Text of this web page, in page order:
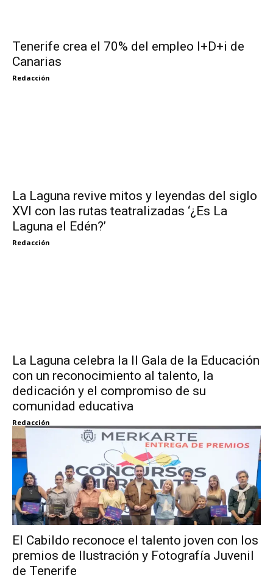
Tenerife crea el 70% del empleo I+D+i de
Canarias
Redacción
La Laguna revive mitos y leyendas del siglo
XVI con las rutas teatralizadas ‘¿Es La
Laguna el Edén?’
Redacción
La Laguna celebra la II Gala de la Educación
con un reconocimiento al talento, la
dedicación y el compromiso de su
comunidad educativa
Redacción
El Cabildo reconoce el talento joven con los
premios de Ilustración y Fotografía Juvenil
de Tenerife